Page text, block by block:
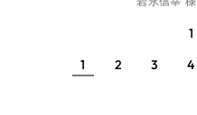
1
2 3 4